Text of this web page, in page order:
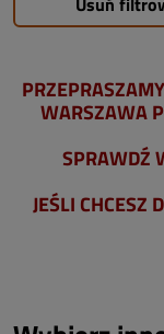
WARSZAWA
SPRAWDŹ
JEŚLI CHCESZ